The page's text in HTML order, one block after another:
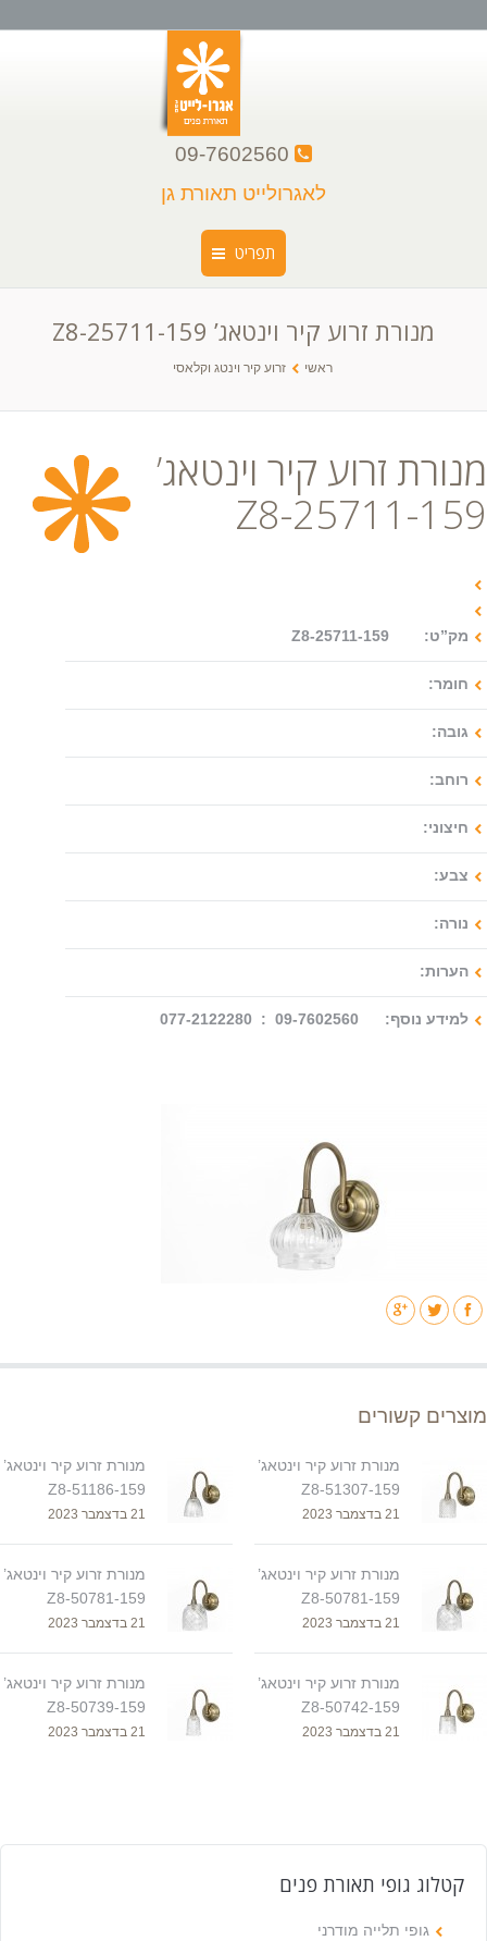
לאגרולייט תאורת גן
תפריט
ראשי
קצת עלינו
קטלוג גופי תאורה
גלריה
צור קשר
מנורת זרוע קיר וינטאג’ Z8-25711-159
ראשי זרוע קיר וינטג וקלאסי
מנורת זרוע קיר וינטאג’
Z8-25711-159
מק”ט: Z8-25711-159
חומר:
גובה:
רוחב:
חיצוני:
צבע:
נורה:
הערות:
למידע נוסף: 09-7602560 : 077-2122280
מוצרים קשורים
מנורת זרוע קיר וינטאג’
Z8-51307-159
21 בדצמבר 2023
מנורת זרוע קיר וינטאג’
Z8-51186-159
21 בדצמבר 2023
מנורת זרוע קיר וינטאג’
Z8-50781-159
21 בדצמבר 2023
מנורת זרוע קיר וינטאג’
Z8-50781-159
21 בדצמבר 2023
מנורת זרוע קיר וינטאג’
Z8-50742-159
21 בדצמבר 2023
מנורת זרוע קיר וינטאג’
Z8-50739-159
21 בדצמבר 2023
קטלוג גופי תאורת פנים
גופי תלייה מודרני